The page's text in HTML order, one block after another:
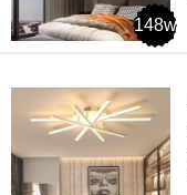
148w